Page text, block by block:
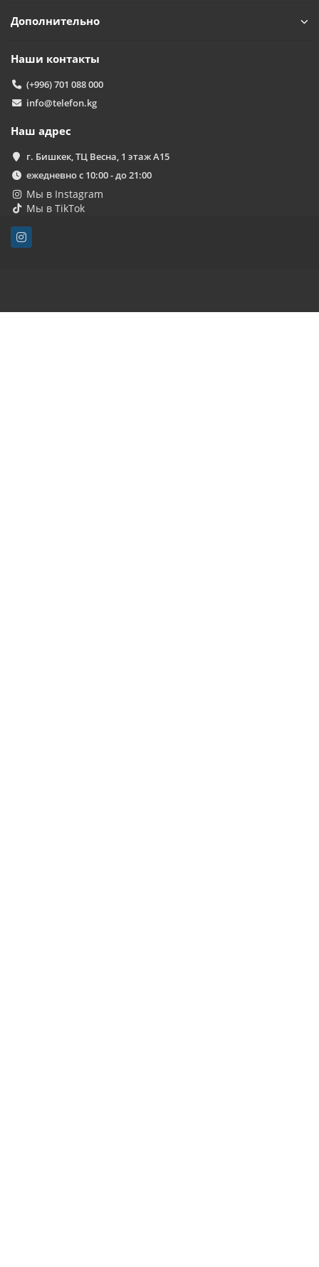
Дополнительно
Наши контакты
(+996) 701 088 000
info@telefon.kg
Наш адрес
г. Бишкек, ТЦ Весна, 1 этаж А15
ежедневно с 10:00 - до 21:00
Мы в Instagram
Мы в TikTok